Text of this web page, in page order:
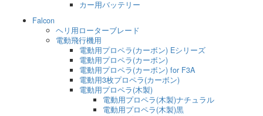
カー用バッテリー
Falcon
ヘリ用ローターブレード
電動飛行機用
電動用プロペラ(カーボン) Eシリーズ
電動用プロペラ(カーボン)
電動用プロペラ(カーボン) for F3A
電動用3枚プロペラ(カーボン)
電動用プロペラ(木製)
電動用プロペラ(木製)ナチュラル
電動用プロペラ(木製)黒